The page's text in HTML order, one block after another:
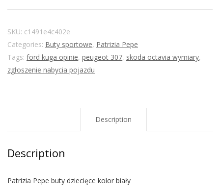
SKU: c1491e4c402e
Categories: Buty sportowe, Patrizia Pepe
Tags: ford kuga opinie, peugeot 307, skoda octavia wymiary,
zgłoszenie nabycia pojazdu
Description
Description
Patrizia Pepe buty dziecięce kolor biały